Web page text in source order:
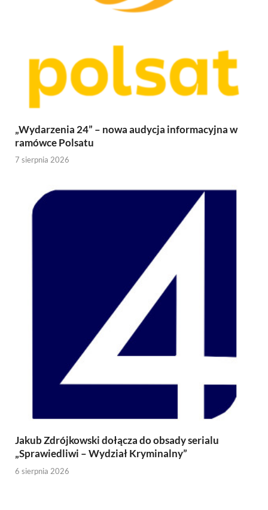
„Wydarzenia 24” – nowa audycja informacyjna w
ramówce Polsatu
7 sierpnia 2026
Jakub Zdrójkowski dołącza do obsady serialu
„Sprawiedliwi – Wydział Kryminalny”
6 sierpnia 2026